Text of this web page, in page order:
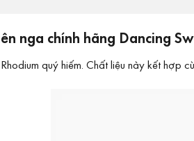
nga chính hãng Dancing
quý hiếm. Chất liệu này kết